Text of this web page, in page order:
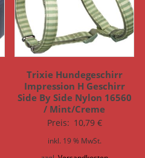
Trixie Hundegeschirr
Impression H Geschirr
Side By Side Nylon 16560
/ Mint/Creme
Preis: 10,79 €
inkl. 19 % MwSt.